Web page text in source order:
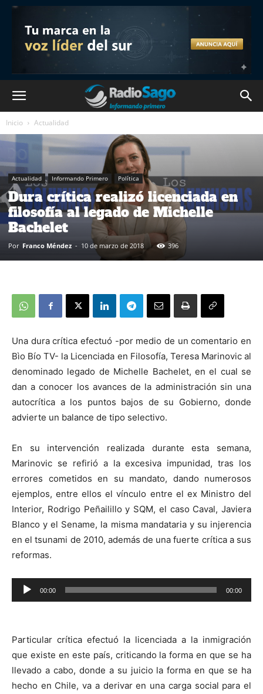
Inicio Actualidad
Actualidad Informando Primero Política
Dura crítica realizó licenciada en
filosofía al legado de Michelle
Bachelet
Por Franco Méndez - 10 de marzo de 2018 396
Una dura crítica efectuó -por medio de un comentario en
Bìo Bío TV- la Licenciada en Filosofía, Teresa Marinovic al
denominado legado de Michelle Bachelet, en el cual se
dan a conocer los avances de la administración sin una
autocrítica a los puntos bajos de su Gobierno, donde
advierte un balance de tipo selectivo.
En su intervención realizada durante esta semana,
Marinovic se refirió a la excesiva impunidad, tras los
errores cometidos en su mandato, dando numerosos
ejemplos, entre ellos el vínculo entre el ex Ministro del
Interior, Rodrigo Peñailillo y SQM, el caso Caval, Javiera
Blanco y el Sename, la misma mandataria y su injerencia
en el tsunami de 2010, además de una fuerte crítica a sus
reformas.
Reproductor
de
00:00 00:00
Particular crítica efectuó la licenciada a la inmigración
que existe en este país, criticando la forma en que se ha
llevado a cabo, donde a su juicio la forma en que se ha
hecho en Chile, va a derivar en una carga social para el